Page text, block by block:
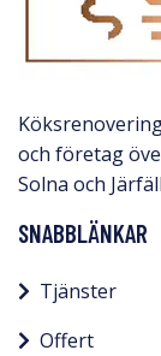
och företag
Solna och
SNABBLÄNKAR
Tjänster
Offert